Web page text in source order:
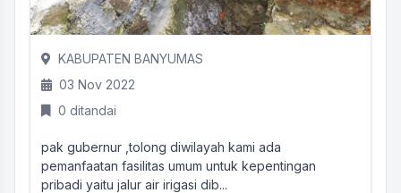
KABUPATEN BANYUMAS
03 Nov 2022
0 ditandai
pak gubernur ,tolong diwilayah kami ada
pemanfaatan fasilitas umum untuk kepentingan
pribadi yaitu jalur air irigasi dib...